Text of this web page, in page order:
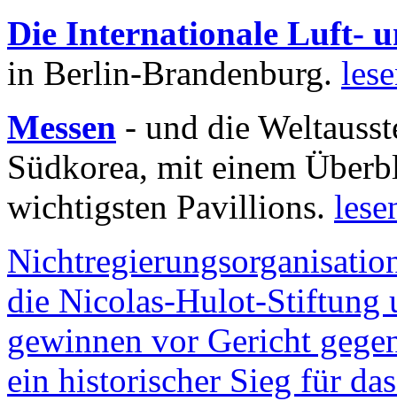
Die Internationale Luft-
in Berlin-Brandenburg.
Messen - und die
Südkorea, mit einem
wichtigsten Pavillions.
die Nicolas-Hulot-Stiftung
gewinnen vor Gericht
ein historischer Sieg für